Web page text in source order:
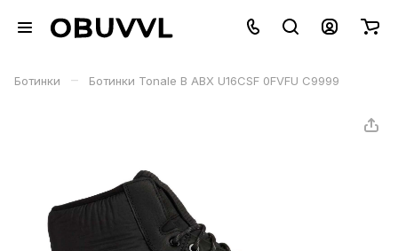
Ботинки – Ботинки Tonale B ABX U16CSF 0FVFU C9999